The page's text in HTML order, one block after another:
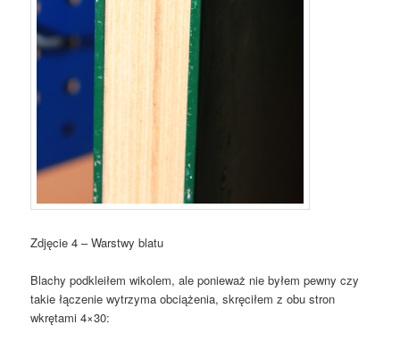
Zdjęcie 4 – Warstwy blatu
Blachy podkleiłem wikolem, ale ponieważ nie byłem pewny czy
takie łączenie wytrzyma obciążenia, skręciłem z obu stron
wkrętami 4×30: